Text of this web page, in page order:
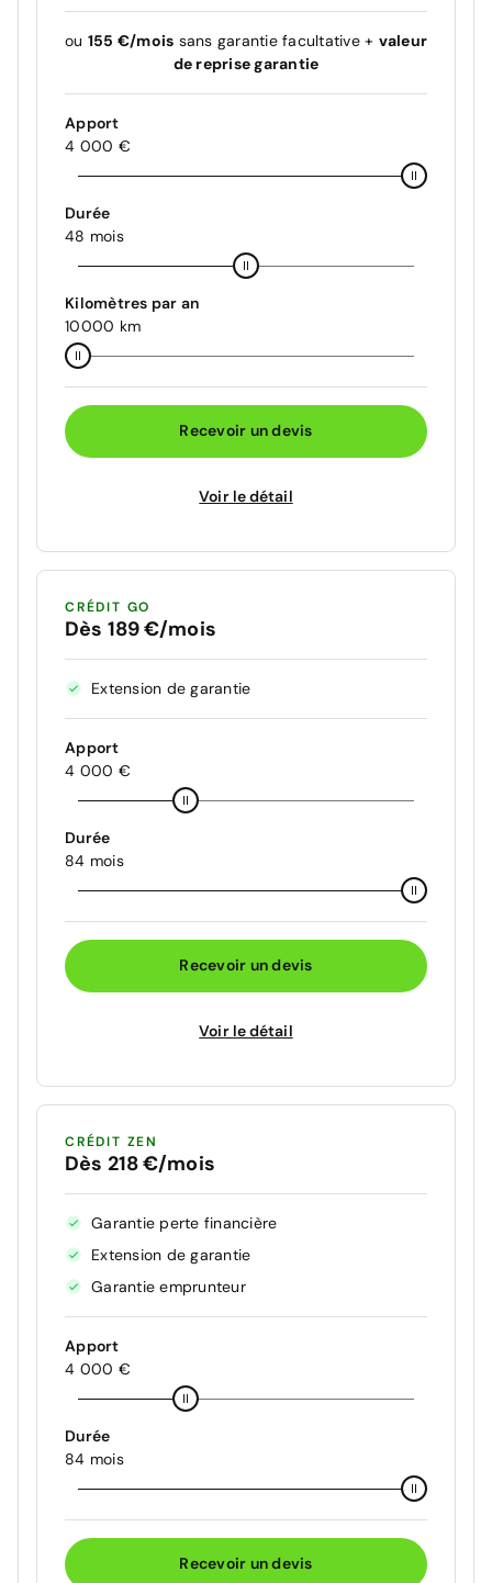
ou 155 €/mois sans garantie facultative + valeur
de reprise garantie
Apport
4 000 €
Durée
48 mois
Kilomètres par an
10000 km
Recevoir un devis
Voir le détail
CRÉDIT GO
Dès 189 €/mois
Extension de garantie
Apport
4 000 €
Durée
84 mois
Recevoir un devis
Voir le détail
CRÉDIT ZEN
Dès 218 €/mois
Garantie perte financière
Extension de garantie
Garantie emprunteur
Apport
4 000 €
Durée
84 mois
Recevoir un devis